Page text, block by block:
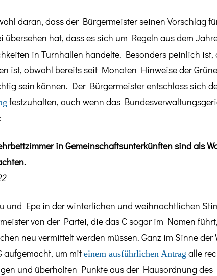
daran, dass der Bürgermeister seinen Vorschlag
übersehen hat, dass es sich um Regeln aus dem
in Turnhallen handelte. Besonders peinlich ist,
ist, obwohl bereits seit Monaten Hinweise der
sein können. Der Bürgermeister entschloss sich
festzuhalten, auch wenn das
in Gemeinschaftsunterkünften sind als
und Epe in der winterlichen und weihnachtlichen
von der Partei, die das C sogar im Namen
neu vermittelt werden müssen. Ganz im Sinne
aufgemacht, um mit einem ausführlichen Antrag alle
und überholten Punkte aus der Hausordnung des